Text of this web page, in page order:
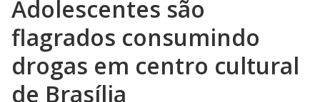
Adolescentes são
flagrados consumindo
drogas em centro cultural
de Brasília